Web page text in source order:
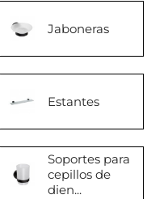
Jaboneras
Estantes
Soportes para
cepillos de
dien...